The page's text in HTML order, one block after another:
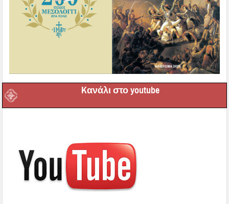
Kανάλι στο youtube